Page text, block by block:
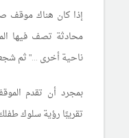
إذا كان هناك موقف
محادثة تصف فيها
ناحية أخرى ..." ثم
بمجرد أن تقدم
تقريبًا رؤية سلوك